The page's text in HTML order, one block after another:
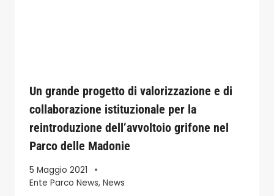
Un grande progetto di valorizzazione e di
collaborazione istituzionale per la
reintroduzione dell’avvoltoio grifone nel
Parco delle Madonie
5 Maggio 2021
Ente Parco News, News